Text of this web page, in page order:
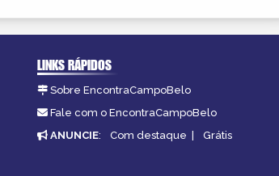
LINKS RÁPIDOS
Sobre EncontraCampoBelo
Fale com o EncontraCampoBelo
ANUNCIE: Com destaque | Grátis